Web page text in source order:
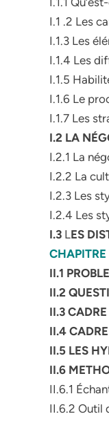
I.1 .2 Les
I.1.3 Les
I.1.4 Les
I.1.5
I.1.6 Le
I.1.7 Les
I.2 LA
I.2.1 La
I.2.2 La
I.2.3 Les
I.2.4 Les
I.3 LES
CHAPITRE
II.1
II.2
II.3
II.4
II.5 LES
II.6
II.6.1
II.6.2 Outil